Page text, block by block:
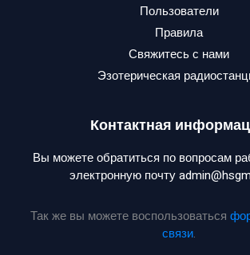
Пользователи
Правила
Свяжитесь с нами
Эзотерическая
Контактная
Вы можете обратиться по вопросам
электронную почту
Так же вы можете воспользоваться
связи.